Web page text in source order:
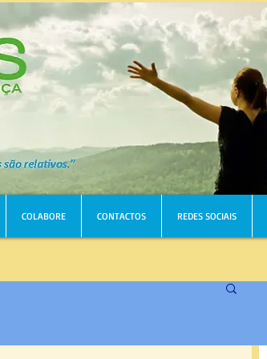
COLABORE CONTACTOS REDES SOCIAIS